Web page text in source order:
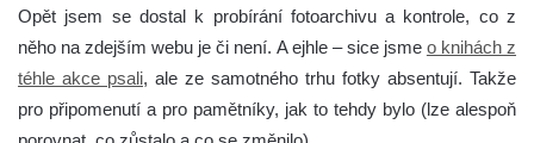
Opět jsem se dostal k probírání fotoarchivu a kontrole, co z
něho na zdejším webu je či není. A ejhle – sice jsme o knihách z
téhle akce psali, ale ze samotného trhu fotky absentují. Takže
pro připomenutí a pro pamětníky, jak to tehdy bylo (lze alespoň